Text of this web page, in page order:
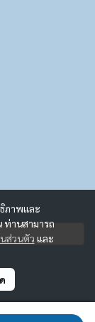
ภาพและ
ท่านสามารถ
ส่วนตัว และ